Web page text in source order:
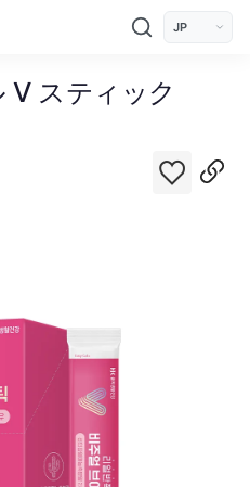
언어 선택
V スティック